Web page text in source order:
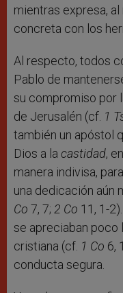
mientras expresa,
concreta con los
Al respecto, todos
Pablo de
su compromiso por
de Jerusalén (cf. 1
también un apóstol
Dios a la castidad,
manera indivisa,
una dedicación aún
Co 7, 7; 2 Co 11, 1-
se apreciaban poco
cristiana (cf. 1 Co 6,
conducta segura.